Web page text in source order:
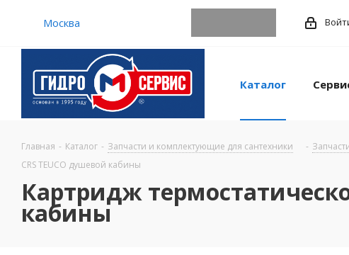
Москва
Каталог
Главная - Каталог - Запчасти и комплектующие для сантехники -
CRS TEUCO душевой кабины
Картридж
кабины